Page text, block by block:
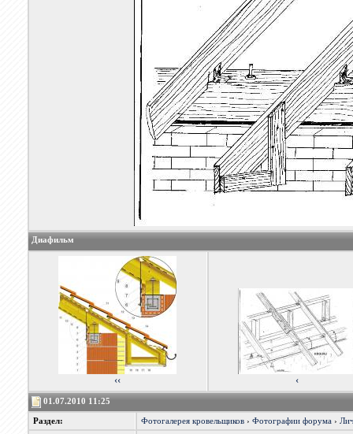
Диафильм
‹‹ ‹
01.07.2010 11:25
Раздел: Фотогалерея кровельщиков› Фотографии форума›